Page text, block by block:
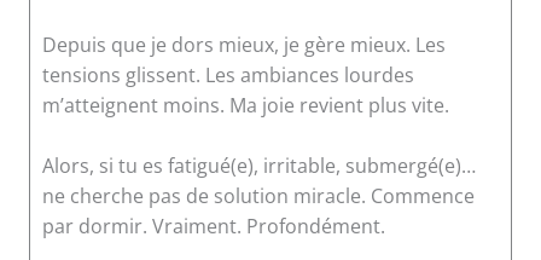
Depuis que je dors mieux, je gère mieux. Les
tensions glissent. Les ambiances lourdes
m’atteignent moins. Ma joie revient plus vite.
Alors, si tu es fatigué(e), irritable, submergé(e)…
ne cherche pas de solution miracle. Commence
par dormir. Vraiment. Profondément.